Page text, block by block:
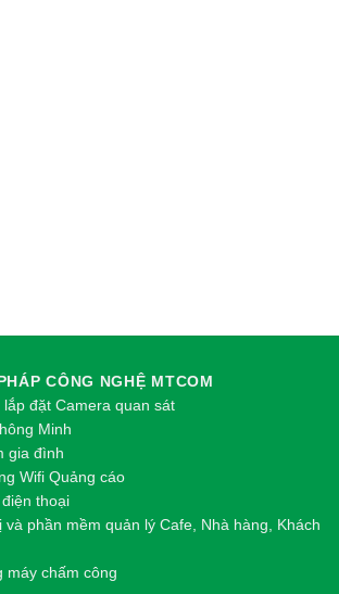
CÔNG NGHỆ MTCOM
lắp đặt Camera quan sát
Minh
gia đình
Wifi Quảng cáo
thoại
và phần mềm quản lý Cafe, Nhà hàng, Khách
máy chấm công